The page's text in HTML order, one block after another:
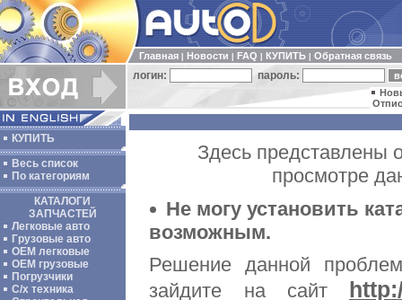
Главная Новости FAQ КУПИТЬ Обратная связь
логин: пароль:
КУПИТЬ
Весь список
По категориям
КАТАЛОГИ
ЗАПЧАСТЕЙ
Легковые авто
Грузовые авто
ОЕМ легковые
OEM грузовые
Погрузчики
С/х техника
Здесь представлены
просмотре
Не могу установить
возможным.
Решение данной
зайдите на сайт